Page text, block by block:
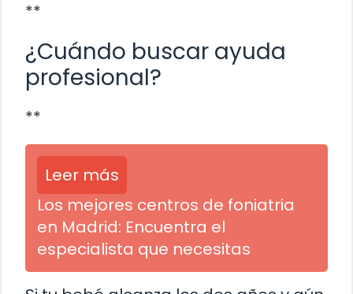
**
¿Cuándo buscar ayuda
profesional?
**
Leer más
Los mejores centros de foniatria
en Madrid: Encuentra el
especialista que necesitas